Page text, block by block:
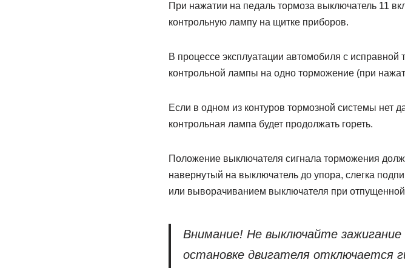
При нажатии на педаль тормоза выключатель 11
контрольную лампу на щитке приборов.
В процессе эксплуатации автомобиля с
контрольной лампы на одно торможение (при
Если в одном из контуров тормозной системы нет
контрольная лампа будет продолжать гореть.
Положение выключателя сигнала торможения
навернутый на выключатель до упора, слегка
или выворачиванием выключателя при отпущенной
Внимание! Не выключайте
остановке двигателя отключается